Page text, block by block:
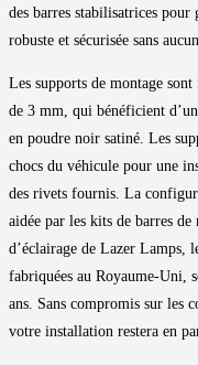
des barres stabilisatrices pour
robuste et sécurisée sans
Les supports de montage
de 3 mm, qui bénéficient
en poudre noir satiné. Les
chocs du véhicule pour une
des rivets fournis. La
aidée par les kits de barres
d’éclairage de Lazer Lamps,
fabriquées au Royaume-Uni,
ans. Sans compromis sur les
votre installation restera en